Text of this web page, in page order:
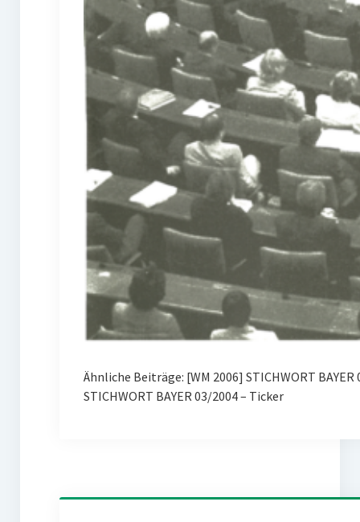
Ähnliche Beiträge: [WM 2006] STICHWORT
STICHWORT BAYER 03/2004 – Ticker